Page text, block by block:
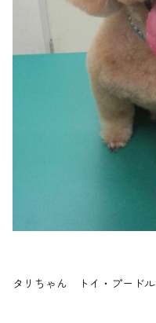
タリちゃん トイ・プードル